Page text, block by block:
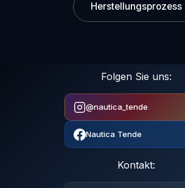
Herstellungsprozess
Folgen Sie uns:
@nautica_tende
Nautica Tende
Kontakt: